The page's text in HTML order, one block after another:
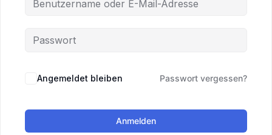
Angemeldet bleiben Passwort vergessen?
Anmelden